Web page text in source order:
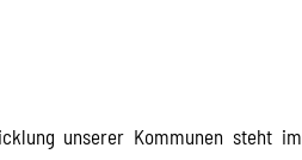
unserer Kommunen steht im